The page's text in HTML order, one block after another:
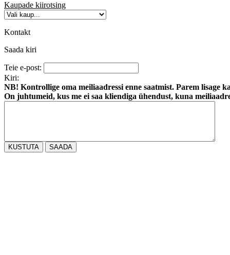
Kaupade kiirotsing
Kontakt
Saada kiri
Teie e-post:
Kiri:
NB! Kontrollige oma meiliaadressi enne saatmist. Parem lisage
On juhtumeid, kus me ei saa kliendiga ühendust, kuna